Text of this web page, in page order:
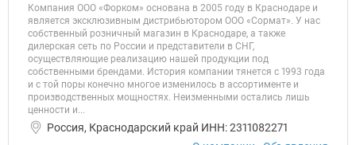
Компания ООО «Форком» основана в 2005 году в Краснодаре и
является эксклюзивным дистрибьютором ООО «Сормат». У нас
собственный розничный магазин в Краснодаре, а также
дилерская сеть по России и представители в СНГ,
осуществляющие реализацию нашей продукции под
собственными брендами. История компании тянется с 1993 года
и с той поры конечно многое изменилось в ассортименте и
производственных мощностях. Неизменными остались лишь
ценности и...
Россия, Краснодарский край ИНН: 2311082271